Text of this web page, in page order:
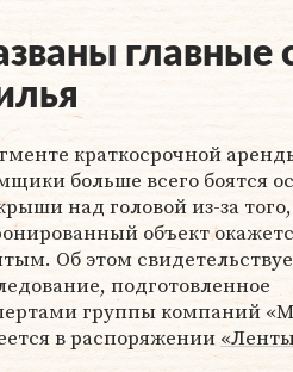
главные
краткосрочной
больше всего боятся
над головой из-за
объект
Об этом
подготовленное
группы компаний
в распоряжении